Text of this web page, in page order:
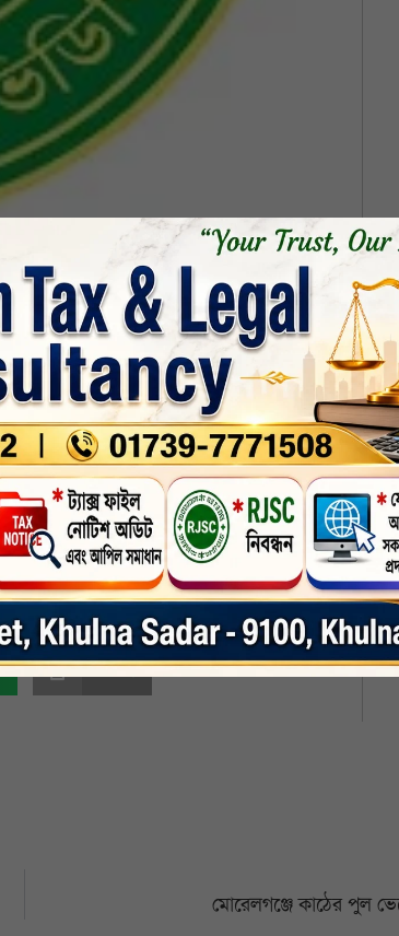
১০টি জেলার ২৫জন ভিডিপি সদস্যদের কম্পিউটার
বাহিনী খুলনা রেঞ্জের উপমহাপরিচালক মোঃ
ব্যাটালিয়ন (৩ বিএন) মোল্যা আবু সাইদ। অনুষ্ঠানে
আনসার ও গ্রাম প্রতিরক্ষা বাহিনী ৬১ লক্ষ সদস্য-
উন্নয়ন করা সম্ভব নয়। এই লোকদেরকে স্বাবলম্বী
দিয়ে থাকে। দেশের ৯টি বিভাগ ও আনসার ও
প্রয়োজন। এই প্রশিক্ষণের মাধ্যমে এক এক জন দক্ষ
ফ্রিল্যান্সিং এর মাধ্যমে বেকারত্ব দূর করে দেশে
হবেন এবং দেশের উন্নয়ন ঘটাতে সহায়তা করবেন।
সর্বশেষ-সংবাদ সারাদেশ
Print
মোরেলগঞ্জে কাঠের পুল